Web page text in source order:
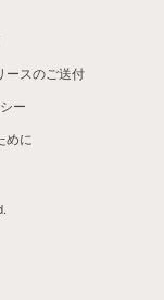
ースのご送付
ー
めに